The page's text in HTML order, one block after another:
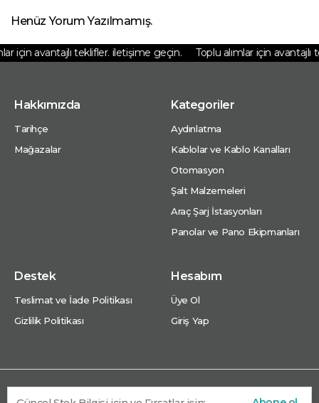
Henüz Yorum Yazılmamış.
için avantajlı teklifler. iletişime geçin. Toplu alımlar için avantajlı
Hakkımızda
Tarihçe
Mağazalar
Kategoriler
Aydınlatma
Kablolar ve Kablo Kanalları
Otomasyon
Şalt Malzemeleri
Araç Şarj İstasyonları
Panolar ve Pano Ekipmanları
Destek
Teslimat ve İade Politikası
Gizlilik Politikası
Hesabım
Üye Ol
Giriş Yap